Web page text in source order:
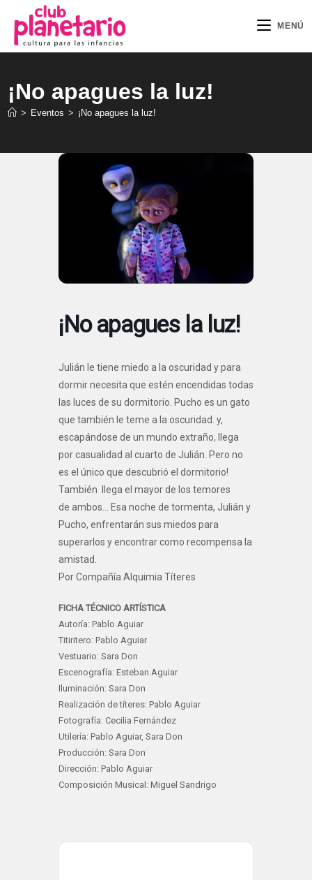
contenido
MENÚ
¡No apagues la luz!
> Eventos > ¡No apagues la luz!
¡No apagues la luz!
Julián le tiene miedo a la oscuridad y para
dormir necesita que estén encendidas todas
las luces de su dormitorio. Pucho es un gato
que también le teme a la oscuridad. y,
escapándose de un mundo extraño, llega
por casualidad al cuarto de Julián. Pero no
es el único que descubrió el dormitorio!
También llega el mayor de los temores
de ambos… Esa noche de tormenta, Julián y
Pucho, enfrentarán sus miedos para
superarlos y encontrar como recompensa la
amistad.
Por Compañía Alquimia Títeres
FICHA TÉCNICO ARTÍSTICA
Autoría: Pablo Aguiar
Titiritero: Pablo Aguiar
Vestuario: Sara Don
Escenografía: Esteban Aguiar
Iluminación: Sara Don
Realización de títeres: Pablo Aguiar
Fotografía: Cecilia Fernández
Utilería: Pablo Aguiar, Sara Don
Producción: Sara Don
Dirección: Pablo Aguiar
Composición Musical: Miguel Sandrigo